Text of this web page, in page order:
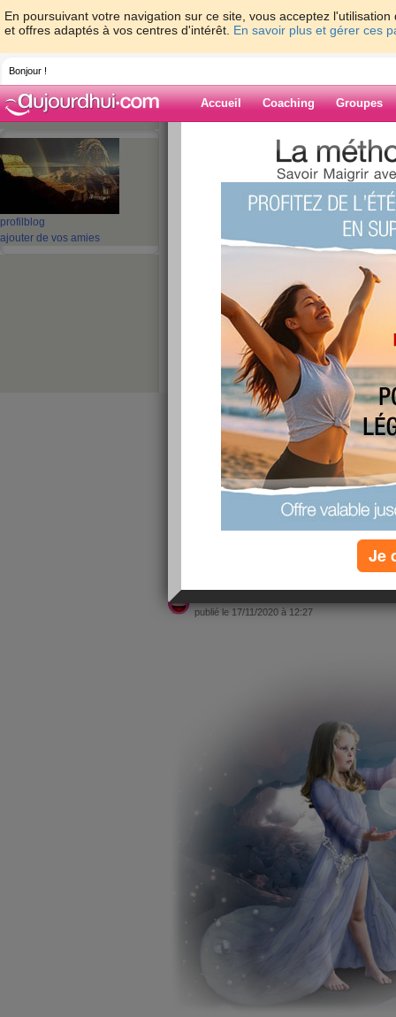
En poursuivant votre navigation sur ce site, vous acceptez
et offres adaptés à vos centres d'intérêt. En savoir plus et gérer ces
Bonjour !
Accueil Coaching Groupes
profil blog
ajouter de vos amies
>
Blog de micke
21 - 30 31 - 40 41 - 50 51 -
‹ Préc. 1 2 3 4 5
BONSOIR
publié le 09/01/2021 à 18:20
COUCOU je viens vous souhaitez une très
Depuis deux jours nous avons du brouillard et
-2°,aujourd'hui le brouillard est rester avec
c'est le nord comme dirait Galadru ,mais pour
seuls car dans le bas de la france le froid
peur aux microbes tout ça. Je vous souhaite
BONJOUR
publié le 17/11/2020 à 12:27
Je